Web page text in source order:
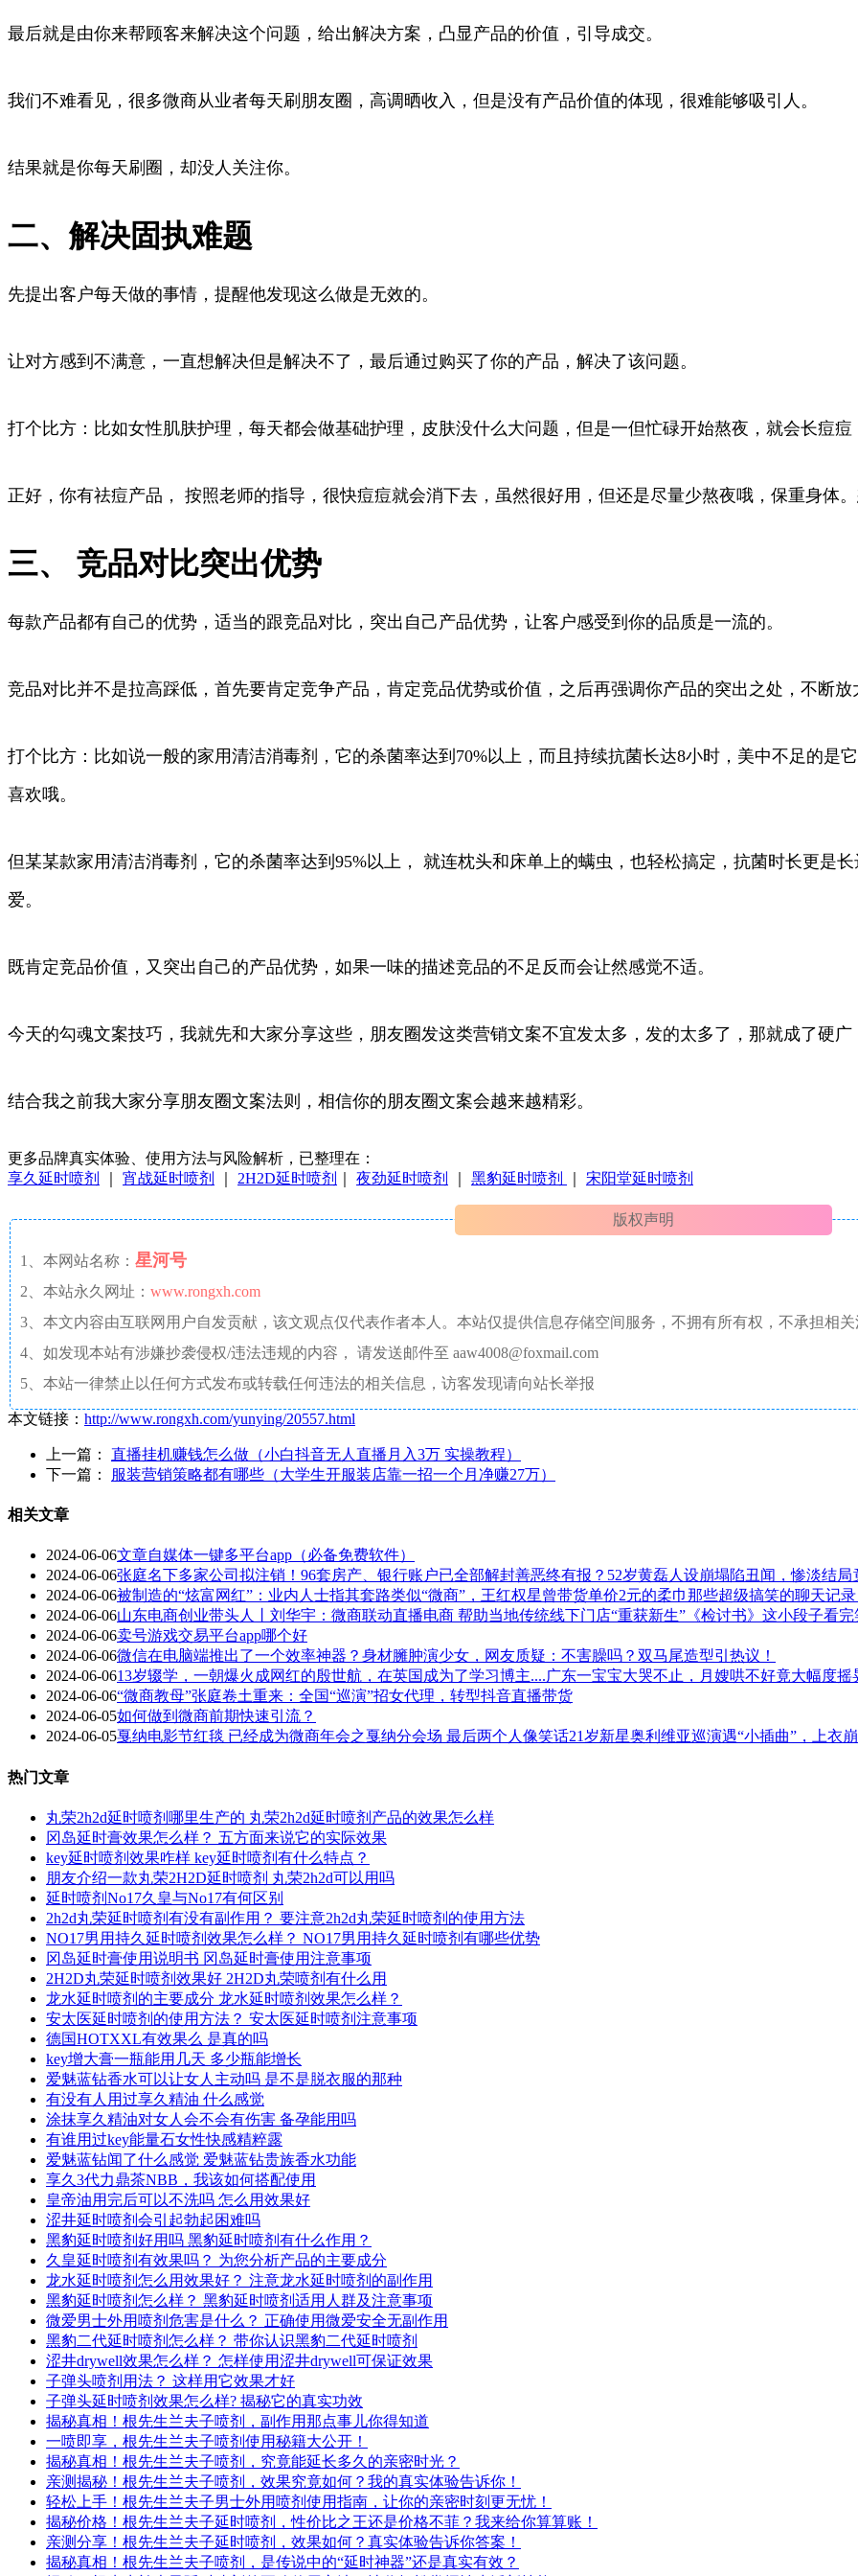
最后就是由你来帮顾客来解决这个问题，给出解决方案，凸显产品的价值，引导成交。
我们不难看见，很多微商从业者每天刷朋友圈，高调晒收入，但是没有产品价值的体现，很难能够吸引人。
结果就是你每天刷圈，却没人关注你。
二、解决固执难题
先提出客户每天做的事情，提醒他发现这么做是无效的。
让对方感到不满意，一直想解决但是解决不了，最后通过购买了你的产品，解决了该问题。
打个比方：比如女性肌肤护理，每天都会做基础护理，皮肤没什么大问题，但是一但忙碌开始熬夜，就会长痘痘
正好，你有祛痘产品， 按照老师的指导，很快痘痘就会消下去，虽然很好用，但还是尽量少熬夜哦，保重身体。
三、 竞品对比突出优势
每款产品都有自己的优势，适当的跟竞品对比，突出自己产品优势，让客户感受到你的品质是一流的。
竞品对比并不是拉高踩低，首先要肯定竞争产品，肯定竞品优势或价值，之后再强调你产品的突出之处，不断放
打个比方：比如说一般的家用清洁消毒剂，它的杀菌率达到70%以上，而且持续抗菌长达8小时，美中不足的是
喜欢哦。
但某某款家用清洁消毒剂，它的杀菌率达到95%以上， 就连枕头和床单上的螨虫，也轻松搞定，抗菌时长更是
爱。
既肯定竞品价值，又突出自己的产品优势，如果一味的描述竞品的不足反而会让然感觉不适。
今天的勾魂文案技巧，我就先和大家分享这些，朋友圈发这类营销文案不宜发太多，发的太多了，那就成了硬广
结合我之前我大家分享朋友圈文案法则，相信你的朋友圈文案会越来越精彩。
更多品牌真实体验、使用方法与风险解析，已整理在：
享久延时喷剂
宵战延时喷剂 2H2D延时喷剂 夜劲延时喷剂 黑豹延时喷剂 宋阳堂延时喷剂
版权声明
1、本网站名称： 星河号
2、本站永久网址： www.rongxh.com
3、本文内容由互联网用户自发贡献，该文观点仅代表作者本人。本站仅提供信息存储空间服务，不拥有所有权，不承担相
4、如发现本站有涉嫌抄袭侵权/违法违规的内容， 请发送邮件至 aaw4008@foxmail.com
5、本站一律禁止以任何方式发布或转载任何违法的相关信息，访客发现请向站长举报
本文链接： http://www.rongxh.com/yunying/20557.html
上一篇： 直播挂机赚钱怎么做（小白抖音无人直播月入3万 实操教程）
下一篇：
服装营销策略都有哪些（大学生开服装店靠一招一个月净赚27万）
相关文章
2024-06-06文章自媒体一键多平台app（必备免费软件）
2024-06-06张庭名下多家公司拟注销！96套房产、银行账户已全部解封善恶终有报？52岁黄磊人设崩塌陷丑闻，惨淡结局
2024-06-06被制造的“炫富网红”：业内人士指其套路类似“微商”，王红权星曾带货单价2元的柔巾那些超级搞笑的聊天记
2024-06-06山东电商创业带头人丨刘华宇：微商联动直播电商 帮助当地传统线下门店“重获新生”《检讨书》这小段子看
2024-06-06卖号游戏交易平台app哪个好
2024-06-06微信在电脑端推出了一个效率神器？身材臃肿演少女，网友质疑：不害臊吗？双马尾造型引热议！
2024-06-0613岁辍学，一朝爆火成网红的殷世航，在英国成为了学习博主....广东一宝宝大哭不止，月嫂哄不好竟大幅度
2024-06-06“微商教母”张庭卷土重来：全国“巡演”招女代理，转型抖音直播带货
2024-06-05如何做到微商前期快速引流？
2024-06-05戛纳电影节红毯 已经成为微商年会之戛纳分会场 最后两个人像笑话21岁新星奥利维亚巡演遇“小插曲”，上衣
热门文章
丸荣2h2d延时喷剂哪里生产的 丸荣2h2d延时喷剂产品的效果怎么样
冈岛延时膏效果怎么样？ 五方面来说它的实际效果
key延时喷剂效果咋样 key延时喷剂有什么特点？
朋友介绍一款丸荣2H2D延时喷剂 丸荣2h2d可以用吗
延时喷剂No17久皇与No17有何区别
2h2d丸荣延时喷剂有没有副作用？ 要注意2h2d丸荣延时喷剂的使用方法
NO17男用持久延时喷剂效果怎么样？ NO17男用持久延时喷剂有哪些优势
冈岛延时膏使用说明书 冈岛延时膏使用注意事项
2H2D丸荣延时喷剂效果好 2H2D丸荣喷剂有什么用
龙水延时喷剂的主要成分 龙水延时喷剂效果怎么样？
安太医延时喷剂的使用方法？ 安太医延时喷剂注意事项
德国HOTXXL有效果么 是真的吗
key增大膏一瓶能用几天 多少瓶能增长
爱魅蓝钻香水可以让女人主动吗 是不是脱衣服的那种
有没有人用过享久精油 什么感觉
涂抹享久精油对女人会不会有伤害 备孕能用吗
有谁用过key能量石女性快感精粹露
爱魅蓝钻闻了什么感觉 爱魅蓝钻贵族香水功能
享久3代力鼎茶NBB，我该如何搭配使用
皇帝油用完后可以不洗吗 怎么用效果好
涩井延时喷剂会引起勃起困难吗
黑豹延时喷剂好用吗 黑豹延时喷剂有什么作用？
久皇延时喷剂有效果吗？ 为您分析产品的主要成分
龙水延时喷剂怎么用效果好？ 注意龙水延时喷剂的副作用
黑豹延时喷剂怎么样？ 黑豹延时喷剂适用人群及注意事项
微爱男士外用喷剂危害是什么？ 正确使用微爱安全无副作用
黑豹二代延时喷剂怎么样？ 带你认识黑豹二代延时喷剂
涩井drywell效果怎么样？ 怎样使用涩井drywell可保证效果
子弹头喷剂用法？ 这样用它效果才好
子弹头延时喷剂效果怎么样? 揭秘它的真实功效
揭秘真相！根先生兰夫子喷剂，副作用那点事儿你得知道
一喷即享，根先生兰夫子喷剂使用秘籍大公开！
揭秘真相！根先生兰夫子喷剂，究竟能延长多久的亲密时光？
亲测揭秘！根先生兰夫子喷剂，效果究竟如何？我的真实体验告诉你！
轻松上手！根先生兰夫子男士外用喷剂使用指南，让你的亲密时刻更无忧！
揭秘价格！根先生兰夫子延时喷剂，性价比之王还是价格不菲？我来给你算算账！
亲测分享！根先生兰夫子延时喷剂，效果如何？真实体验告诉你答案！
揭秘真相！根先生兰夫子喷剂，是传说中的“延时神器”还是真实有效？